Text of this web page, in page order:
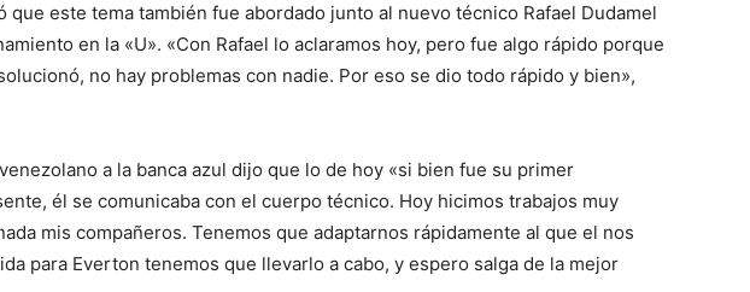
que este tema también fue abordado junto al nuevo técnico Rafael Dudamel
en la «U». «Con Rafael lo aclaramos hoy, pero fue algo rápido porque
no hay problemas con nadie. Por eso se dio todo rápido y bien»,
a la banca azul dijo que lo de hoy «si bien fue su primer
él se comunicaba con el cuerpo técnico. Hoy hicimos trabajos muy
mis compañeros. Tenemos que adaptarnos rápidamente al que el nos
para Everton tenemos que llevarlo a cabo, y espero salga de la mejor